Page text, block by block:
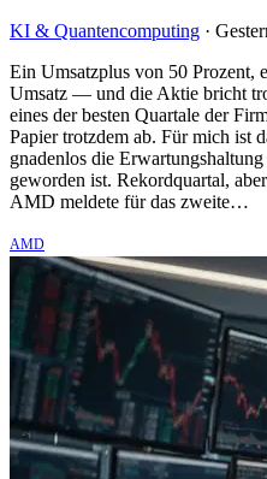
KI & Quantencomputing ·
Ein Umsatzplus von 50 Prozent,
Umsatz — und die Aktie bricht
eines der besten Quartale der
Papier trotzdem ab. Für mich ist
gnadenlos die
geworden ist. Rekordquartal,
AMD meldete für das zweite…
AMD